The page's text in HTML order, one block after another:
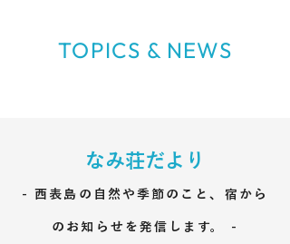
TOPICS & NEWS
なみ荘だより
- 西表島の自然や季節のこと、宿から
のお知らせを発信します。 -